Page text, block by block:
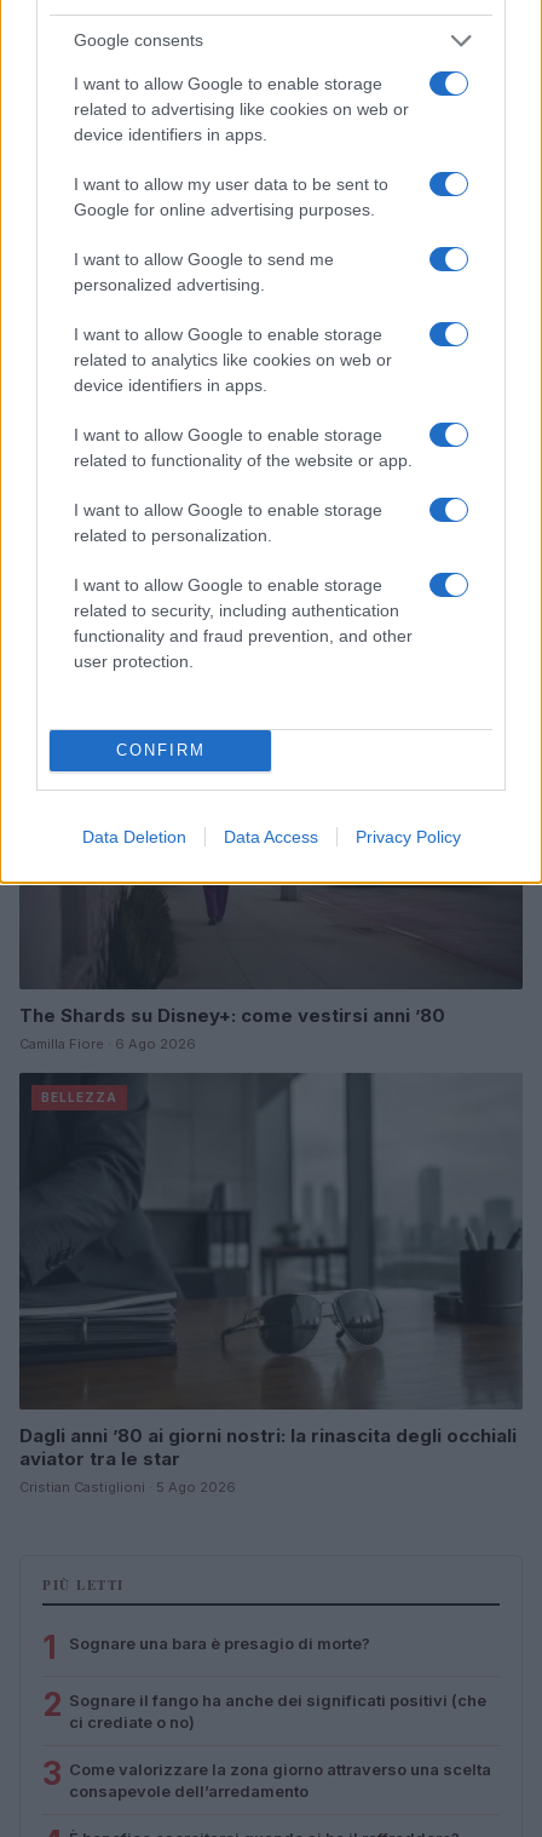
Google consents
I want to allow Google to enable storage
related to advertising like cookies on web or
device identifiers in apps.
I want to allow my user data to be sent to
Google for online advertising purposes.
I want to allow Google to send me
personalized advertising.
I want to allow Google to enable storage
related to analytics like cookies on web or
device identifiers in apps.
I want to allow Google to enable storage
related to functionality of the website or app.
I want to allow Google to enable storage
related to personalization.
I want to allow Google to enable storage
related to security, including authentication
functionality and fraud prevention, and other
user protection.
CONFIRM
Data Deletion Data Access Privacy Policy
Continua a leggere
Scopri Vulcano, l’isola delle Eolie con spiagge nere e
paesaggi vulcanici
Cristian Castiglioni · 6 Ago 2026
The Shards su Disney+: come vestirsi anni ’80
Camilla Fiore · 6 Ago 2026
BELLEZZA
Dagli anni ’80 ai giorni nostri: la rinascita degli occhiali
aviator tra le star
Cristian Castiglioni · 5 Ago 2026
PIÙ LETTI
1 Sognare una bara è presagio di morte?
2 Sognare il fango ha anche dei significati positivi (che
ci crediate o no)
3 Come valorizzare la zona giorno attraverso una scelta
consapevole dell’arredamento